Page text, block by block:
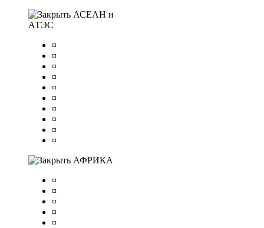
АСЕАН и
АТЭС
¤
¤
¤
¤
¤
¤
¤
¤
¤
¤
АФРИКА
¤
¤
¤
¤
¤